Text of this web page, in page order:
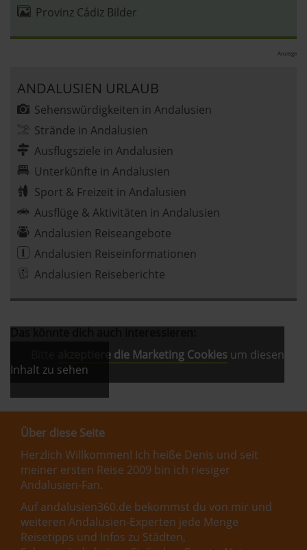
Provinz Cádiz Bilder
Anzeige
ANDALUSIEN URLAUB
Sehenswürdigkeiten in Andalusien
Strände in Andalusien
Ausflugsziele in Andalusien
Unterkünfte in Andalusien
Sport & Freizeit in Andalusien
Ausflüge & Aktivitäten in Andalusien
Andalusien Reiseangebote
Andalusien Reiseinformationen
Andalusien Reiseberichte
akzeptiere die Marketing Cookies um diesen
Inhalt zu sehen
Über diese Seite
Herzlich Willkommen! Ich heiße Denis und seit
meiner ersten Reise 2009 bin ich riesiger
Andalusien-Fan.
Auf andalusien360.de bekommst du von mir und
weiteren Andalusien-Experten jede Menge
Reisetipps und Infos zu Städten,